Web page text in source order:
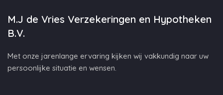
M.J de Vries Verzekeringen en Hypotheken
B.V.
Met onze jarenlange ervaring kijken wij vakkundig naar uw
persoonlijke situatie en wensen.